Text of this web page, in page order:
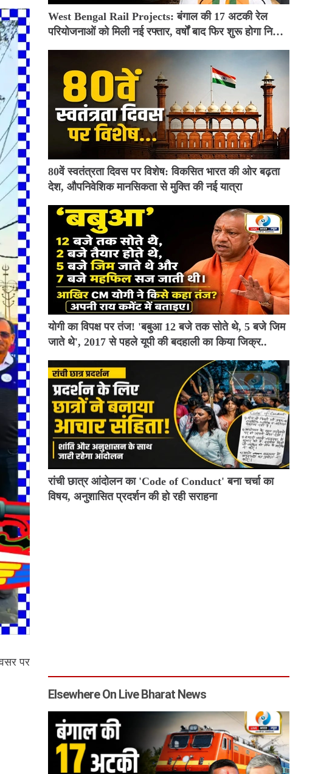
पर
West Bengal Rail Projects: बंगाल की 17 अटकी रेल
परियोजनाओं को मिली नई रफ्तार, वर्षों बाद फिर शुरू होगा निर्माण
80वें स्वतंत्रता दिवस पर विशेष: विकसित भारत की ओर बढ़ता
देश, औपनिवेशिक मानसिकता से मुक्ति की नई यात्रा
योगी का विपक्ष पर तंज! 'बबुआ 12 बजे तक सोते थे, 5 बजे जिम
जाते थे', 2017 से पहले यूपी की बदहाली का किया जिक्र..
रांची छात्र आंदोलन का 'Code of Conduct' बना चर्चा का
विषय, अनुशासित प्रदर्शन की हो रही सराहना
Elsewhere On Live Bharat News